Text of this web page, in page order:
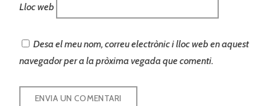
Lloc web
Desa el meu nom, correu electrònic i lloc web en aquest
navegador per a la pròxima vegada que comenti.